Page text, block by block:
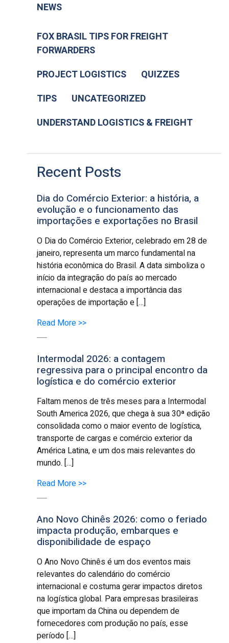
NEWS
FOX BRASIL TIPS FOR FREIGHT
FORWARDERS
PROJECT LOGISTICS
QUIZZES
TIPS
UNCATEGORIZED
UNDERSTAND LOGISTICS & FREIGHT
Recent Posts
Dia do Comércio Exterior: a história, a
evolução e o funcionamento das
importações e exportações no Brasil
O Dia do Comércio Exterior, celebrado em 28 de
janeiro, representa um marco fundamental na
história econômica do Brasil. A data simboliza o
início da integração do país ao mercado
internacional e destaca a importância das
operações de importação e […]
Read More >>
Intermodal 2026: a contagem
regressiva para o principal encontro da
logística e do comércio exterior
Faltam menos de três meses para a Intermodal
South America 2026, que chega à sua 30ª edição
consolidada como o maior evento de logística,
transporte de cargas e comércio exterior da
América Latina, e um dos mais relevantes do
mundo. […]
Read More >>
Ano Novo Chinês 2026: como o feriado
impacta produção, embarques e
disponibilidade de espaço
O Ano Novo Chinês é um dos eventos mais
relevantes do calendário do comércio
internacional e costuma gerar impactos diretos
na logística global. Para empresas brasileiras
que importam da China ou dependem de
fornecedores com produção no país, esse
período […]